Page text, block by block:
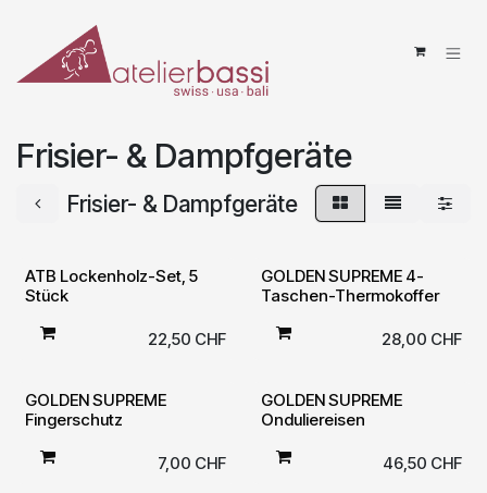
Frisier- & Dampfgeräte
Frisier- & Dampfgeräte
ATB Lockenholz-Set, 5
Stück
22,50 CHF
GOLDEN SUPREME 4-
Taschen-Thermokoffer
28,00 CHF
GOLDEN SUPREME
Fingerschutz
7,00 CHF
GOLDEN SUPREME
Onduliereisen
46,50 CHF